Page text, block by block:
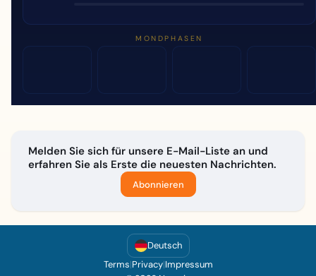
MONDPHASEN
Melden Sie sich für unsere E-Mail-Liste an und
erfahren Sie als Erste die neuesten Nachrichten.
Abonnieren
Deutsch
Terms|Privacy|Impressum